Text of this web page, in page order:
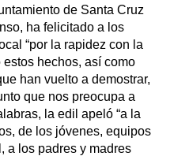
de Santa Cruz
ha felicitado a los
“por la rapidez con la
hechos, así como
han vuelto a demostrar,
que nos preocupa a
la edil apeló “a la
de los jóvenes, equipos
a los padres y madres